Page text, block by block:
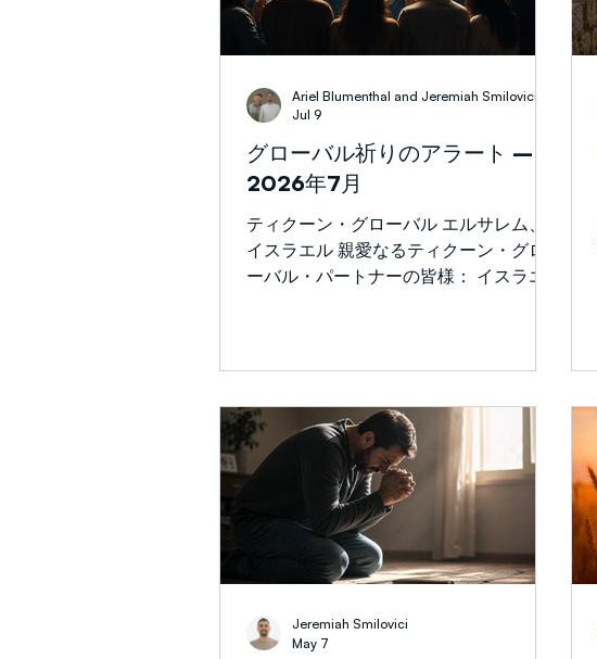
グローバル祈りのアラート –
2026年7月
ティクーン・グローバル エルサレム、
イスラエル 親愛なるティクーン・グロ
ーバル・パートナーの皆様： イスラエ
で繊細な状況にあります。 イランとの
全面戦争は変化しましたが、紛争は終わ
っていません。今日(木曜日、7月9日)だ
けでも、イランのミサイルが再び中東全
域に向けて発射されています。ガザで
は、ハマスは完全には解体されていませ
ん。ヒズボラや他のイラン支援の代理勢
力は、イスラエルと地域を脅かし続けて
います。同時に、イスラエルは兵役、社
会的分断、経済的負担、そして政府の将
Ariel Blumenthal and Jeremiah Smilovici
Jul 9
Jeremiah Smilovici
May 7